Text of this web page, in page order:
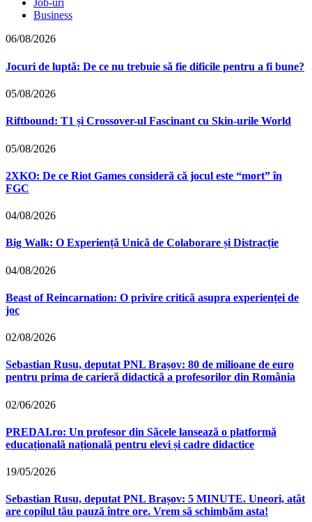
Job-uri
Business
06/08/2026
Jocuri de luptă: De ce nu trebuie să fie dificile pentru a fi bune?
05/08/2026
Riftbound: T1 și Crossover-ul Fascinant cu Skin-urile World
05/08/2026
2XKO: De ce Riot Games consideră că jocul este “mort” în
FGC
04/08/2026
Big Walk: O Experiență Unică de Colaborare și Distracție
04/08/2026
Beast of Reincarnation: O privire critică asupra experienței de
joc
02/08/2026
Sebastian Rusu, deputat PNL Brașov: 80 de milioane de euro
pentru prima de carieră didactică a profesorilor din România
02/06/2026
PREDAI.ro: Un profesor din Săcele lansează o platformă
educațională națională pentru elevi și cadre didactice
19/05/2026
Sebastian Rusu, deputat PNL Brașov: 5 MINUTE. Uneori, atât
are copilul tău pauză între ore. Vrem să schimbăm asta!